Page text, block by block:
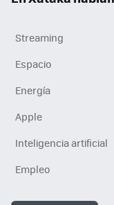
Streaming
Espacio
Energía
Apple
Inteligencia artificial
Empleo